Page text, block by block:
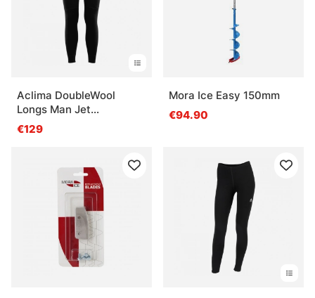
Aclima DoubleWool
Longs Man Jet
Black/Marengo
€129
Mora Ice Easy 150mm
€94.90